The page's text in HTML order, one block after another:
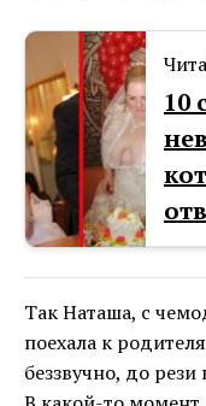
10
Так Наташа, с
поехала к
беззвучно, до рези